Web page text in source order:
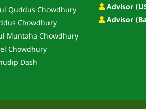
Quddus Chowdhury
Chowdhury
Muntaha Chowdhury
Chowdhury
Dash
Advisor
Advisor